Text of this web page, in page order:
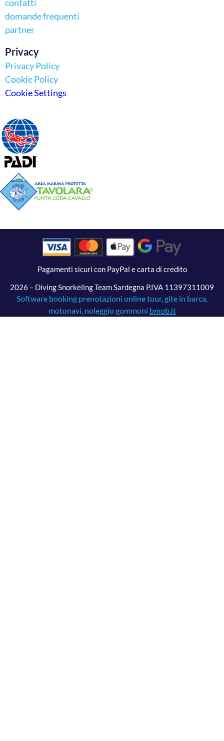
contatti
domande frequenti
partner
Privacy
Privacy Policy
Cookie Policy
Cookie Settings
Pagamenti sicuri con PayPal e carta di credito
2026 – Diving Snorkeling Team Sardegna P.IVA 11397311009
Software booking prenotazioni online tour, gite in barca,
motonavi, noleggio gommoni bmob.it